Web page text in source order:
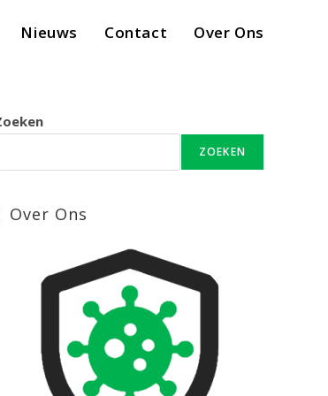
Nieuws Contact Over Ons
ZOEKEN
Over Ons